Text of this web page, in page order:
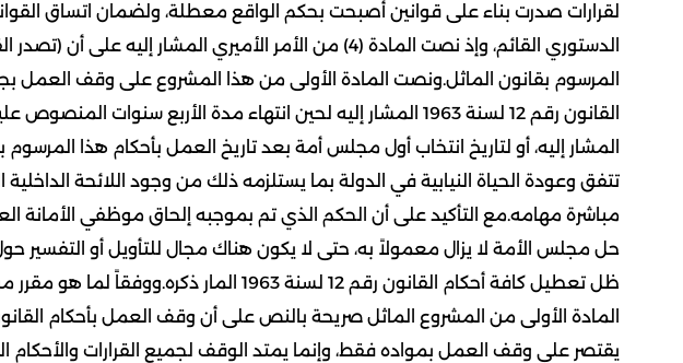
لقرارات صدرت بناء على قوانين أصبحت بحكم الواقع معطلة، ولضمان اتساق
الدستوري القائم، وإذ نصت المادة (4) من الأمر الأميري المشار
المرسوم بقانون الماثل.ونصت المادة الأولى من هذا المشروع على وقف العمل
المشار إليه، أو لتاريخ انتخاب أول مجلس أمة بعد تاريخ العمل بأحكام هذا
تتفق وعودة الحياة النيابية في الدولة بما يستلزمه ذلك من وجود اللائحة
مباشرة مهامه.مع التأكيد على أن الحكم الذي تم بموجبه إلحاق موظفي الأمانة
حل مجلس الأمة لا يزال معمولاً به، حتى لا يكون هناك مجال للتأويل أو التفسير
ظل تعطيل كافة أحكام القانون رقم 12 لسنة 1963
يقتصر على وقف العمل بمواده فقط، وإنما يمتد الوقف لجميع القرارات والأحكام